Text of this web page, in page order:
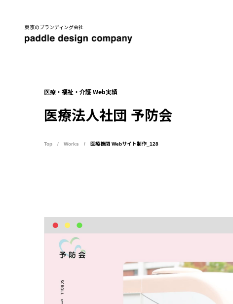
東京のブランディング会社
医療・福祉・介護 Web実績
医療法人社団 予防会
Top Works 医療機関 Webサイト制作_128